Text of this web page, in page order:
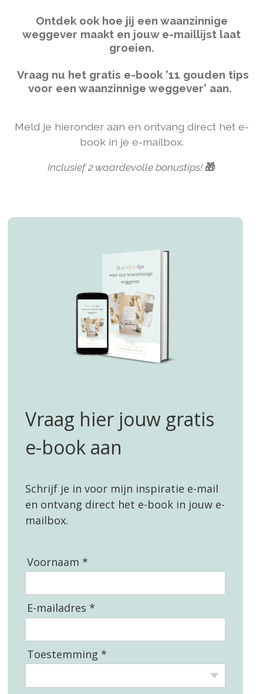
Ontdek ook hoe jij een waanzinnige
weggever maakt en jouw e-maillijst laat
groeien.
Vraag nu het gratis e-book '11 gouden tips
voor een waanzinnige weggever' aan.
Meld je hieronder aan en ontvang direct het e-
book in je e-mailbox.
Inclusief 2 waardevolle bonustips!🎁
Vraag hier jouw gratis
e-book aan
Schrijf je in voor mijn inspiratie e-mail
en ontvang direct het e-book in jouw e-
mailbox.
Voornaam *
E-mailadres *
Toestemming *